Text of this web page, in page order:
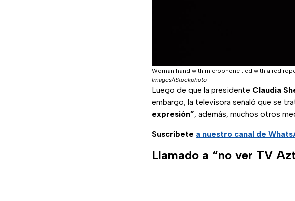
Woman hand with microphone tied with a red
Images/iStockphoto
Luego de que la presidente Claudia
embargo, la televisora señaló que se
expresión”, además, muchos otros
Suscríbete a nuestro canal de
Llamado a “no ver TV